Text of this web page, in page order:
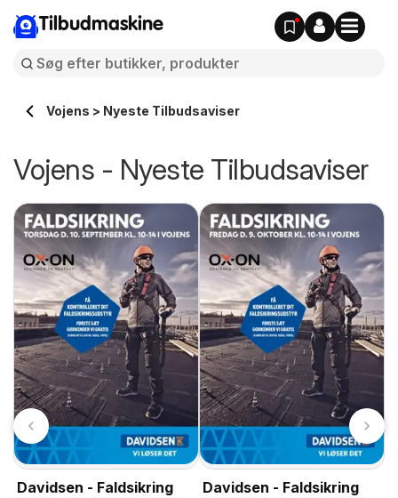
Tilbudmaskine
Vojens > Nyeste Tilbudsaviser
Vojens - Nyeste Tilbudsaviser
Davidsen - Faldsikring
Davidsen - Faldsikring